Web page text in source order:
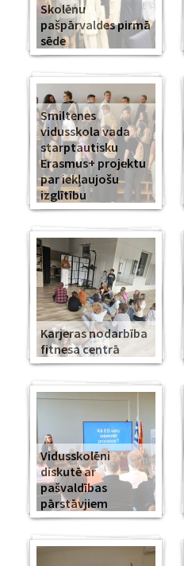
Skolēnu
pašpārvaldes pirmā
sēde
Smiltenes
vidusskola vada
starptautisku
Erasmus+ projektu
par iekļaujošu
izglītību
Karjeras nodarbība
fitnesa centrā
Vidusskolēni
diskutē ar
pašvaldības
pārstāvjiem